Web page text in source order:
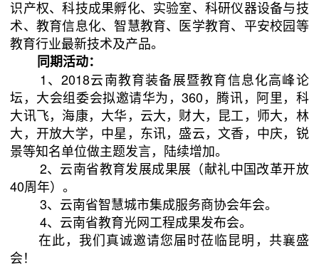
识产权、科技成果孵化、实验室、科研仪器设备与技
术、教育信息化、智慧教育、医学教育、平安校园等
教育行业最新技术及产品。
同期活动：
1、2018云南教育装备展暨教育信息化高峰论
坛，大会组委会拟邀请华为，360，腾讯，阿里，科
大讯飞，海康，大华，云大，财大，昆工，师大，林
大，开放大学，中星，东讯，盛云，文香，中庆，锐
景等知名单位做主题发言，陆续增加。
2、云南省教育发展成果展（献礼中国改革开放
40周年）。
3、云南省智慧城市集成服务商协会年会。
4、云南省教育光网工程成果发布会。
在此，我们真诚邀请您届时莅临昆明，共襄盛
会！